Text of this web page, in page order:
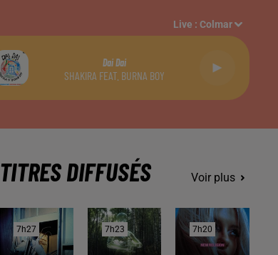
Live :Colmar
Dai Dai
SHAKIRA FEAT. BURNA BOY
TITRES DIFFUSÉS Voir plus
7h27
7h27 7h23
7h23 7h20
7h20